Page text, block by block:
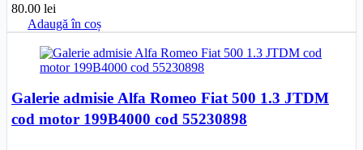
80.00 lei
Adaugă în coș
Galerie admisie Alfa Romeo Fiat 500 1.3 JTDM
cod motor 199B4000 cod 55230898